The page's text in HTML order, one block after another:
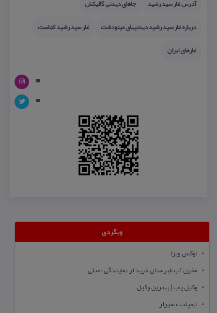
آدرس غار سید رشید
جاهای دیدنی گالیكش
درباره غار سید رشید دیدنیهای مینودشت
غار سید رشید كجاست
غارهای ایران
وبگردی
لوکس ویزا
مخزن آب طبرستان خرید از نمایندگی اصلی
وکیل یاب | بهترین وکیل
ایمپلنت شیراز